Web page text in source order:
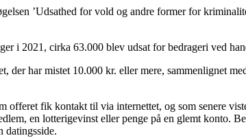
’Udsathed for vold og andre former for
i 2021, cirka 63.000 blev udsat for bedrageri ved
har mistet 10.000 kr. eller mere, sammenlignet
fik kontakt til via internettet, og som senere
en lotterigevinst eller penge på en glemt konto.
datingsside.